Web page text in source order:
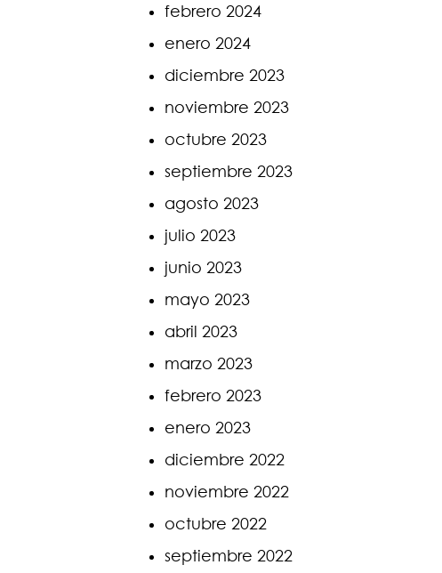
febrero 2024
enero 2024
diciembre 2023
noviembre 2023
octubre 2023
septiembre 2023
agosto 2023
julio 2023
junio 2023
mayo 2023
abril 2023
marzo 2023
febrero 2023
enero 2023
diciembre 2022
noviembre 2022
octubre 2022
septiembre 2022